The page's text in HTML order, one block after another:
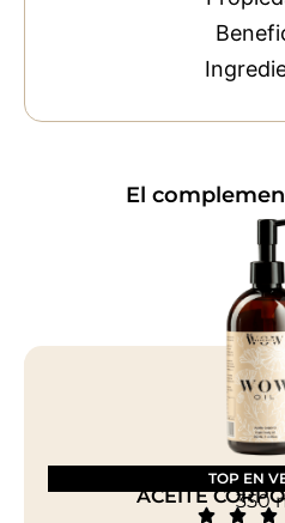
El
TOP EN
ACEITE 350